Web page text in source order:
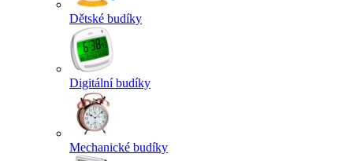
Dětské budíky
Digitální budíky
Mechanické budíky